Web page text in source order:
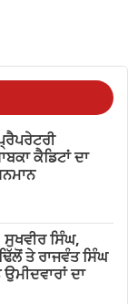
ਕੈਡਿਟਾਂ ਦਾ
ਸਿੰਘ,
ਤੇ ਰਾਜਵੰਤ ਸਿੰਘ
ਦਾ